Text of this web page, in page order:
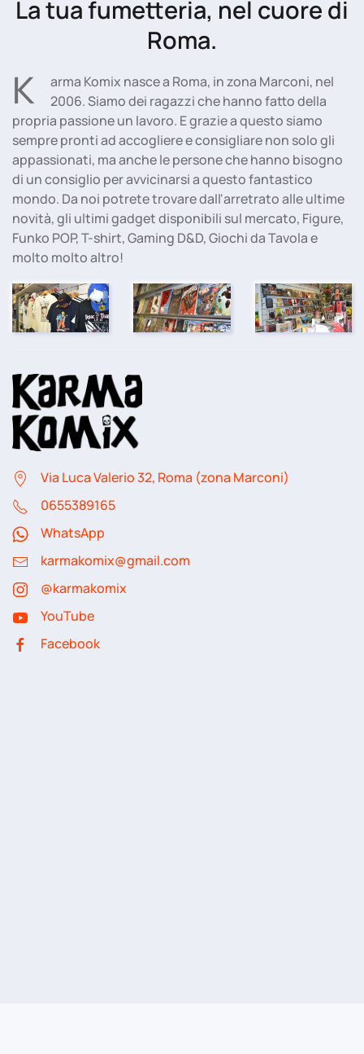
La tua fumetteria, nel cuore di
Roma.
K
arma Komix nasce a Roma, in zona Marconi, nel
2006. Siamo dei ragazzi che hanno fatto della
propria passione un lavoro. E grazie a questo siamo
sempre pronti ad accogliere e consigliare non solo gli
appassionati, ma anche le persone che hanno bisogno
di un consiglio per avvicinarsi a questo fantastico
mondo. Da noi potrete trovare dall'arretrato alle ultime
novità, gli ultimi gadget disponibili sul mercato, Figure,
Funko POP, T-shirt, Gaming D&D, Giochi da Tavola e
molto molto altro!
Via Luca Valerio 32, Roma (zona Marconi)
0655389165
WhatsApp
karmakomix@gmail.com
@karmakomix
YouTube
Facebook